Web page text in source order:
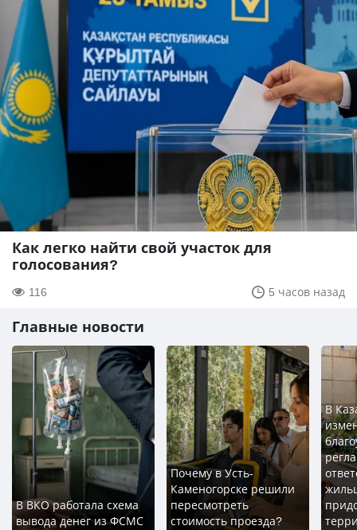
Как легко найти свой участок для
голосования?
116 5 часов назад
Главные новости
В ВКО работала схема
вывода денег из ФСМС
Почему в Усть-
Каменогорске решили
пересмотреть
стоимость проезда?
В